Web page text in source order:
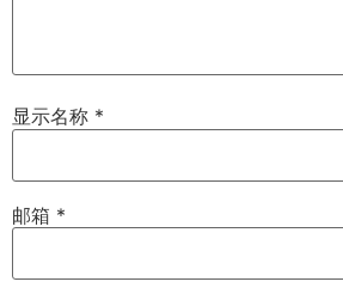
显示名称 *
邮箱 *